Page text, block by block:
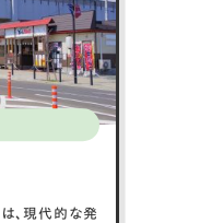
、現代的な発